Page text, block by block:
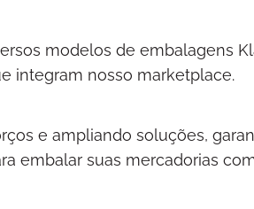
modelos de embalagens
integram nosso marketplace.
e ampliando soluções,
embalar suas mercadorias